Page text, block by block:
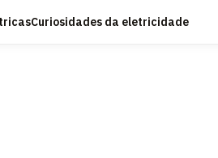
Curiosidades da eletricidade